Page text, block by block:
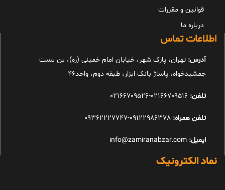
قوانین و مقررات
درباره ما
اطلاعات تماس
آدرس: تهران، پارک شهر، خیابان امام خمینی (ره)، بن بست
جمشیدخواه، پاساژ بانک ابزار، طبقه دوم، واحد46
تلفن:
تلفن همراه: 09122986378-09362227747
ایمیل:
نماد الکترونیک